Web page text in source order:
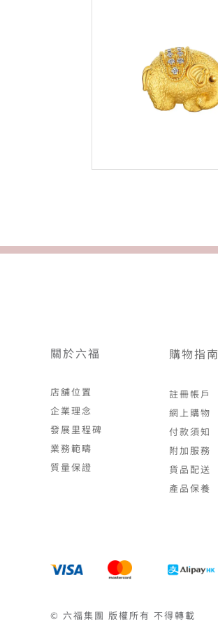
關於六福
店舖位置
企業理念
發展里程碑
業務範疇
質量保證
購物指南
註冊帳戶
網上購物
付款須知
附加服務
貨品配送
產品保養
© 六福集團 版權所有 不得轉載